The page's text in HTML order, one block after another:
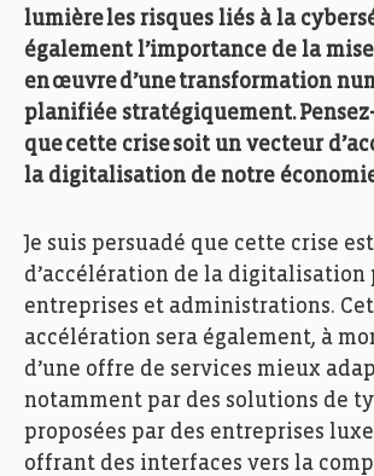
lumière les risques liés à la
également l’importance de la mise
en œuvre d’une transformation
planifiée stratégiquement.
que cette crise soit un vecteur
la digitalisation de notre
Je suis persuadé que cette crise
d’accélération de la digitalisation
entreprises et administrations.
accélération sera également, à
d’une offre de services mieux
notamment par des solutions de
proposées par des entreprises
offrant des interfaces vers la